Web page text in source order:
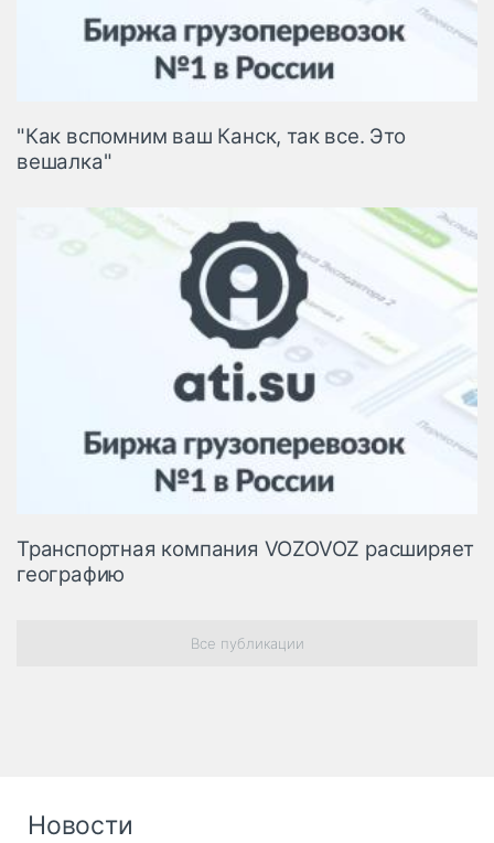
"Как вспомним ваш Канск, так все. Это
вешалка"
Транспортная компания VOZOVOZ расширяет
географию
Все публикации
Новости